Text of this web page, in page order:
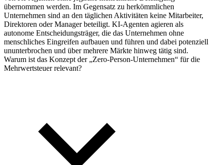
übernommen werden. Im Gegensatz zu herkömmlichen
Unternehmen sind an den täglichen Aktivitäten keine Mitarbeiter,
Direktoren oder Manager beteiligt. KI-Agenten agieren als
autonome Entscheidungsträger, die das Unternehmen ohne
menschliches Eingreifen aufbauen und führen und dabei potenziell
ununterbrochen und über mehrere Märkte hinweg tätig sind.
Warum ist das Konzept der „Zero-Person-Unternehmen“ für die
Mehrwertsteuer relevant?